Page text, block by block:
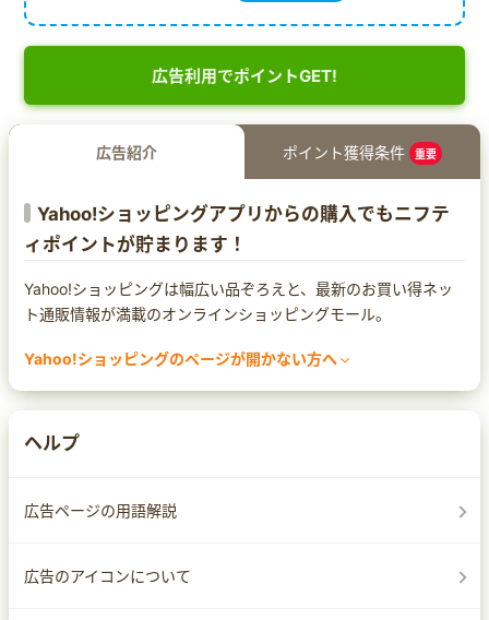
広告利用でポイントGET!
広告紹介 ポイント獲得条件 重要
Yahoo!ショッピングアプリからの購入でもニフテ
ィポイントが貯まります！
Yahoo!ショッピングは幅広い品ぞろえと、最新のお買い得ネッ
ト通販情報が満載のオンラインショッピングモール。
Yahoo!ショッピングのページが開かない方へ
る場合があります。
Yahoo!ショッピングのページが開かなかったり、警告の文言が
なお、設定方法は
サイトへ移動する
ヘルプ
広告ページの用語解説
広告のアイコンについて